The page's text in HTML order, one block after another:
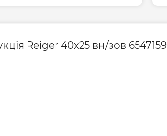
Reiger 40х25 вн/зов 6547159